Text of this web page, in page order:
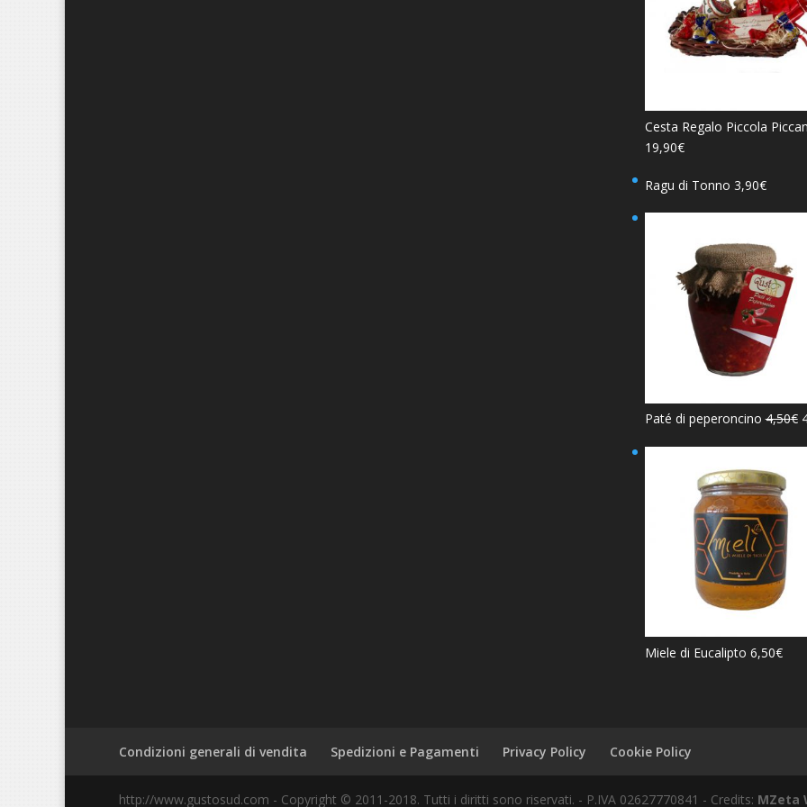
Cesta Regalo Piccola
19,90€
Ragu di Tonno 3,90€
Paté di peperoncino 4,50€
Miele di Eucalipto 6,50€
Condizioni generali di vendita Spedizioni e Pagamenti Privacy Policy Cookie Policy
http://www.gustosud.com - Copyright © 2011-2018. Tutti i diritti sono riservati. - P.IVA 02627770841 - Credits: MZeta